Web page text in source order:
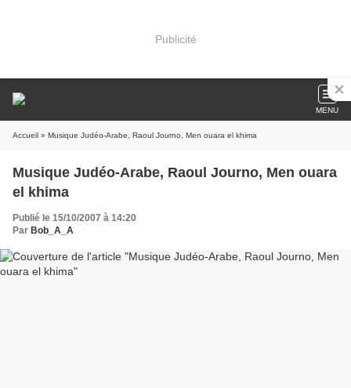
Publicité
MENU
Accueil » Musique Judéo-Arabe, Raoul Journo, Men ouara el khima
Musique Judéo-Arabe, Raoul Journo, Men ouara
el khima
Publié le 15/10/2007 à 14:20
Par Bob_A_A